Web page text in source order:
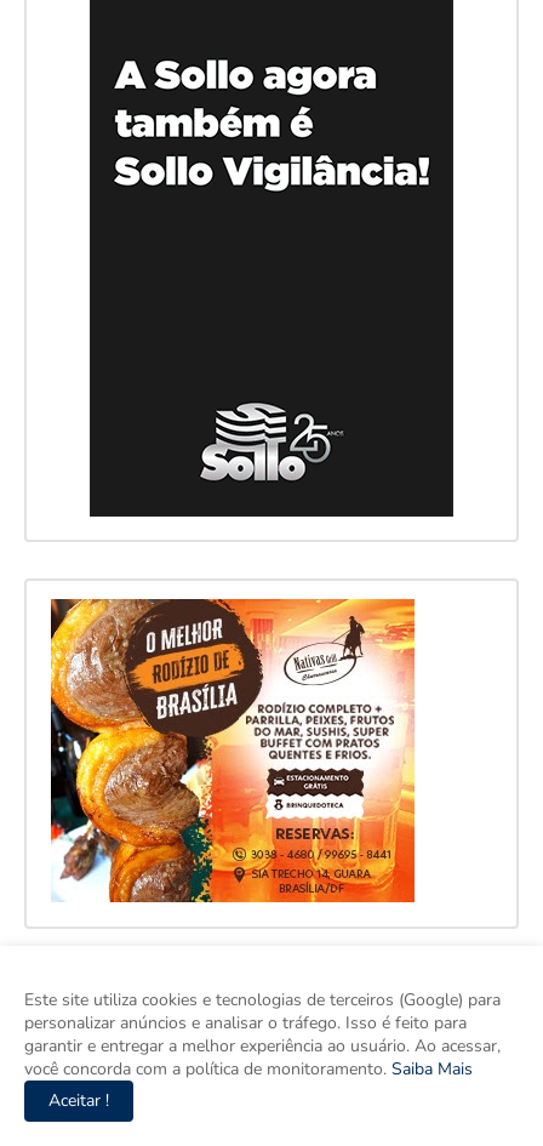
Este site utiliza cookies e tecnologias de terceiros (Google) para
personalizar anúncios e analisar o tráfego. Isso é feito para
garantir e entregar a melhor experiência ao usuário. Ao acessar,
você concorda com a política de monitoramento. Saiba Mais
Aceitar !